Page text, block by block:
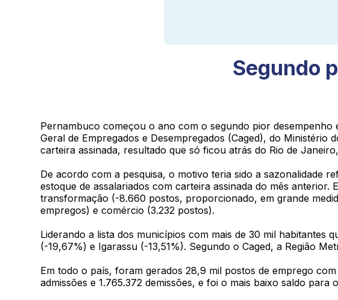
Segundo
Pernambuco começou o ano com o segundo pior
Geral de Empregados e Desempregados (Caged), do Ministério
carteira assinada, resultado que só ficou atrás do Rio de
De acordo com a pesquisa, o motivo teria sido a sazonalidade
estoque de assalariados com carteira assinada do mês
transformação (-8.660 postos, proporcionado, em grande
empregos) e comércio (3.232 postos).
Liderando a lista dos municípios com mais de 30 mil habitantes
(-19,67%) e Igarassu (-13,51%). Segundo o Caged, a Região
Em todo o país, foram gerados 28,9 mil postos de emprego
admissões e 1.765.372 demissões, e foi o mais baixo saldo